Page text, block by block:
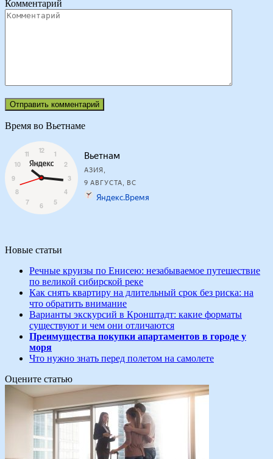
Комментарий
Время во Вьетнаме
Новые статьи
Речные круизы по Енисею: незабываемое путешествие
по великой сибирской реке
Как снять квартиру на длительный срок без риска: на
что обратить внимание
Варианты экскурсий в Кронштадт: какие форматы
существуют и чем они отличаются
Преимущества покупки апартаментов в городе у
моря
Что нужно знать перед полетом на самолете
Оцените статью